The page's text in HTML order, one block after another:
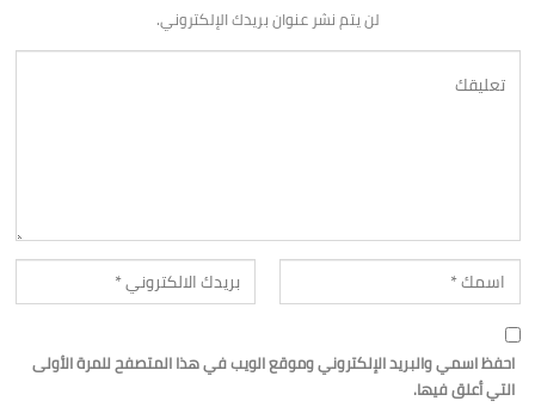
لن يتم نشر عنوان بريدك الإلكتروني.
احفظ اسمي والبريد الإلكتروني وموقع الويب في هذا المتصفح للمرة الأولى
التي أعلق فيها.